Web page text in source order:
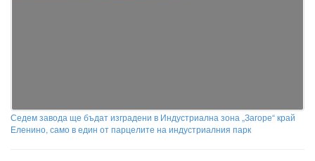
Седем завода ще бъдат изградени в Индустриална зона „Загоре“ край
Еленино, само в един от парцелите на индустриалния парк